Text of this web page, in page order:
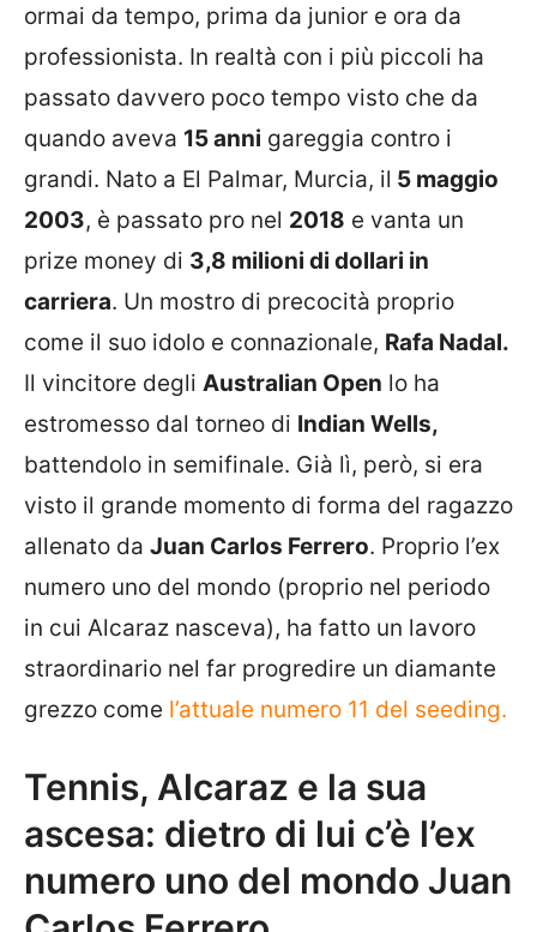
ormai da tempo, prima da junior e ora da
professionista. In realtà con i più piccoli ha
passato davvero poco tempo visto che da
quando aveva 15 anni gareggia contro i
grandi. Nato a El Palmar, Murcia, il 5 maggio
2003, è passato pro nel 2018 e vanta un
prize money di 3,8 milioni di dollari in
carriera. Un mostro di precocità proprio
come il suo idolo e connazionale, Rafa Nadal.
Il vincitore degli Australian Open lo ha
estromesso dal torneo di Indian Wells,
battendolo in semifinale. Già lì, però, si era
visto il grande momento di forma del ragazzo
allenato da Juan Carlos Ferrero. Proprio l’ex
numero uno del mondo (proprio nel periodo
in cui Alcaraz nasceva), ha fatto un lavoro
straordinario nel far progredire un diamante
grezzo come l’attuale numero 11 del seeding.
Tennis, Alcaraz e la sua
ascesa: dietro di lui c’è l’ex
numero uno del mondo Juan